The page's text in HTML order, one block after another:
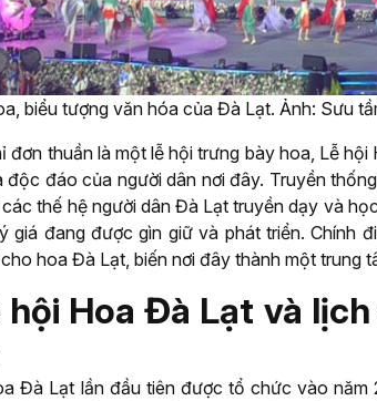
biểu tượng văn hóa của Đà Lạt. Ảnh: Sưu
đơn thuần là một lễ hội trưng bày hoa, Lễ
độc đáo của người dân nơi đây. Truyền
thế hệ người dân Đà Lạt truyền dạy và
giá đang được gìn giữ và phát triển. Chính
hoa Đà Lạt, biến nơi đây thành một trung
hội Hoa Đà Lạt và
Đà Lạt lần đầu tiên được tổ chức vào